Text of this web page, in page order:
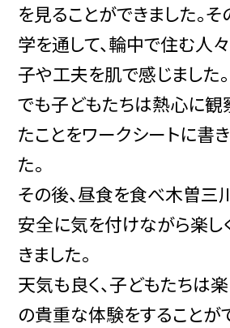
を見ることができました。そ
学を通して、輪中で住む人
子や工夫を肌で感じました
でも子どもたちは熱心に観
たことをワークシートに書
た。
その後、昼食を食べ木曽三
安全に気を付けながら楽し
きました。
天気も良く、子どもたちは
の貴重な体験をすることが